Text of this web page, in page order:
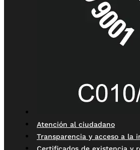
Atención al ciudadano
Transparencia y acceso a la